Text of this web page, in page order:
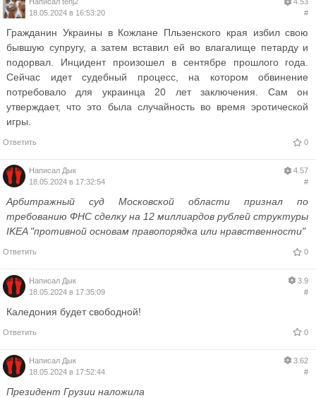
18.05.2024 в 16:53:20
#
Гражданин Украины в Кожлане Пльзенского края избил свою
бывшую супругу, а затем вставил ей во влагалище петарду и
подорвал. Инцидент произошел в сентябре прошлого года.
Сейчас идет судебный процесс, на котором обвинение
потребовало для украинца 20 лет заключения. Сам он
утверждает, что это была случайность во время эротической
игры.
Ответить 0
Написал Дык
18.05.2024 в 17:32:54
4.57
#
Арбитражный суд Московской области признал по
требованию ФНС сделку на 12 миллиардов рублей структуры
IKEA "противной основам правопорядка или нравственности"
Ответить 0
Написал Дык
18.05.2024 в 17:35:09
3.9
#
Каледония будет свободной!
Ответить 0
Написал Дык
18.05.2024 в 17:52:44
3.62
#
Президент Грузии наложила